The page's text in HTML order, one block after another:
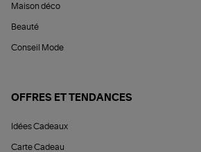
Maison déco
Beauté
Conseil Mode
OFFRES ET TENDANCES
Idées Cadeaux
Carte Cadeau